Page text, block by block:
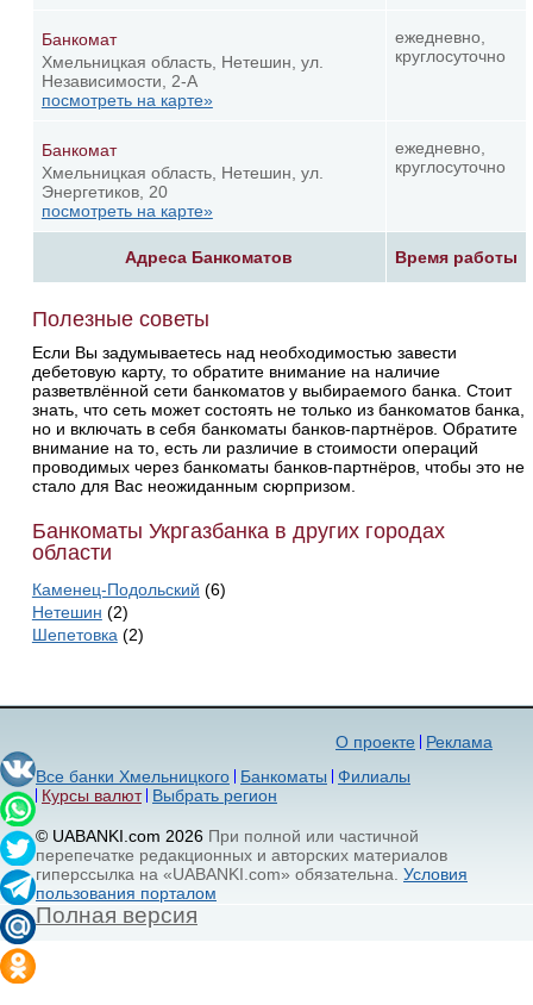
Адреса Банкоматов Время работы
Банкомат
Хмельницкая область, Нетешин, ул.
Независимости, 2-А
посмотреть на карте»
ежедневно,
круглосуточно
Банкомат
Хмельницкая область, Нетешин, ул.
Энергетиков, 20
посмотреть на карте»
ежедневно,
круглосуточно
Полезные советы
Если Вы задумываетесь над необходимостью завести
дебетовую карту, то обратите внимание на наличие
разветвлённой сети банкоматов у выбираемого банка. Стоит
знать, что сеть может состоять не только из банкоматов банка,
но и включать в себя банкоматы банков-партнёров. Обратите
внимание на то, есть ли различие в стоимости операций
проводимых через банкоматы банков-партнёров, чтобы это не
стало для Вас неожиданным сюрпризом.
Банкоматы Укргазбанка в других городах
области
Каменец-Подольский (6)
Нетешин (2)
Шепетовка (2)
Реклама
О проекте
Все банки Хмельницкого
Банкоматы
Филиалы
Курсы валют
Выбрать регион
© UABANKI.com 2026 При полной или частичной
перепечатке редакционных и авторских материалов
гиперссылка на «UABANKI.com» обязательна. Условия
пользования порталом
Полная версия